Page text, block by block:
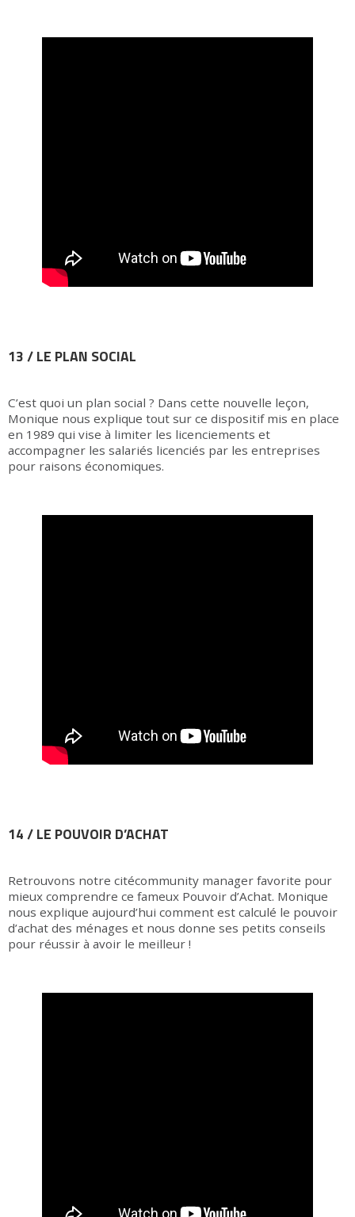
13 / LE PLAN SOCIAL
C’est quoi un plan social ? Dans cette nouvelle leçon,
Monique nous explique tout sur ce dispositif mis en place
en 1989 qui vise à limiter les licenciements et
accompagner les salariés licenciés par les entreprises
pour raisons économiques.
14 / LE POUVOIR D’ACHAT
Retrouvons notre citécommunity manager favorite pour
mieux comprendre ce fameux Pouvoir d’Achat. Monique
nous explique aujourd’hui comment est calculé le pouvoir
d’achat des ménages et nous donne ses petits conseils
pour réussir à avoir le meilleur !